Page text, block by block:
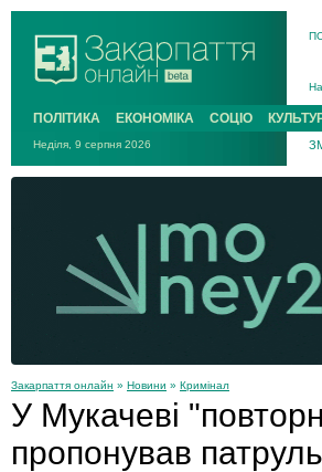
В
ПОЛІТИКА ЕКОНОМІКА СОЦІО
Неділя, 9 серпня 2026
Закарпаття онлайн » Новини » Кримінал
У Мукачеві
пропонував